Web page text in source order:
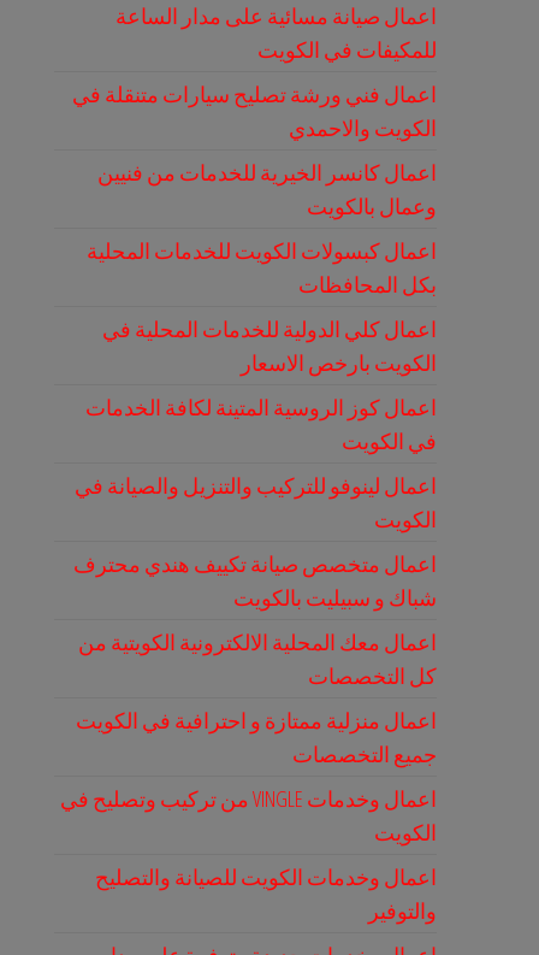
اعمال صيانة مسائية على مدار الساعة
للمكيفات في الكويت
اعمال فني ورشة تصليح سيارات متنقلة في
الكويت والاحمدي
اعمال كانسر الخيرية للخدمات من فنيين
وعمال بالكويت
اعمال كبسولات الكويت للخدمات المحلية
بكل المحافظات
اعمال كلي الدولية للخدمات المحلية في
الكويت بارخص الاسعار
اعمال كوز الروسية المتينة لكافة الخدمات
في الكويت
اعمال لينوفو للتركيب والتنزيل والصيانة في
الكويت
اعمال متخصص صيانة تكييف هندي محترف
شباك و سبيليت بالكويت
اعمال معك المحلية الالكترونية الكويتية من
كل التخصصات
اعمال منزلية ممتازة و احترافية في الكويت
جميع التخصصات
اعمال وخدمات VINGLE من تركيب وتصليح في
الكويت
اعمال وخدمات الكويت للصيانة والتصليح
والتوفير